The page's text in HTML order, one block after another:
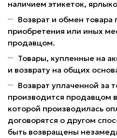
наличием этикеток,
Возврат и обмен товара
приобретения или иных
продавцом.
Товары, купленные на
и возврату на общих
Возврат уплаченной за
производится продавцом
которой производилась
договорятся о другом
быть возвращены